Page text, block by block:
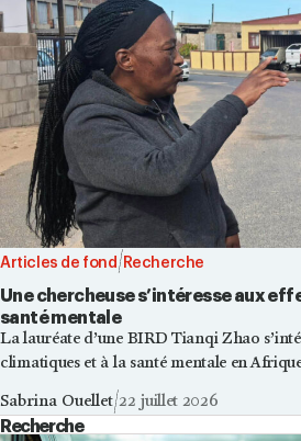
Articles de fond Recherche
Une chercheuse s’intéresse aux
santé mentale
La lauréate d’une BIRD Tianqi Zhao
climatiques et à la santé mentale en
Sabrina Ouellet 22 juillet 2026
Recherche